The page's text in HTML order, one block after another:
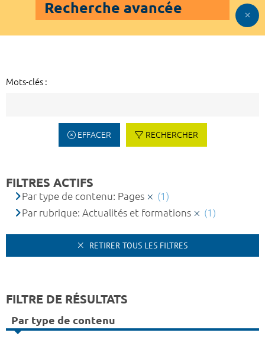
Recherche avancée
Mots-clés :
EFFACER RECHERCHER
FILTRES ACTIFS
Par type de contenu: Pages
(1)
Par rubrique: Actualités et formations
(1)
RETIRER TOUS LES FILTRES
FILTRE DE RÉSULTATS
Par type de contenu